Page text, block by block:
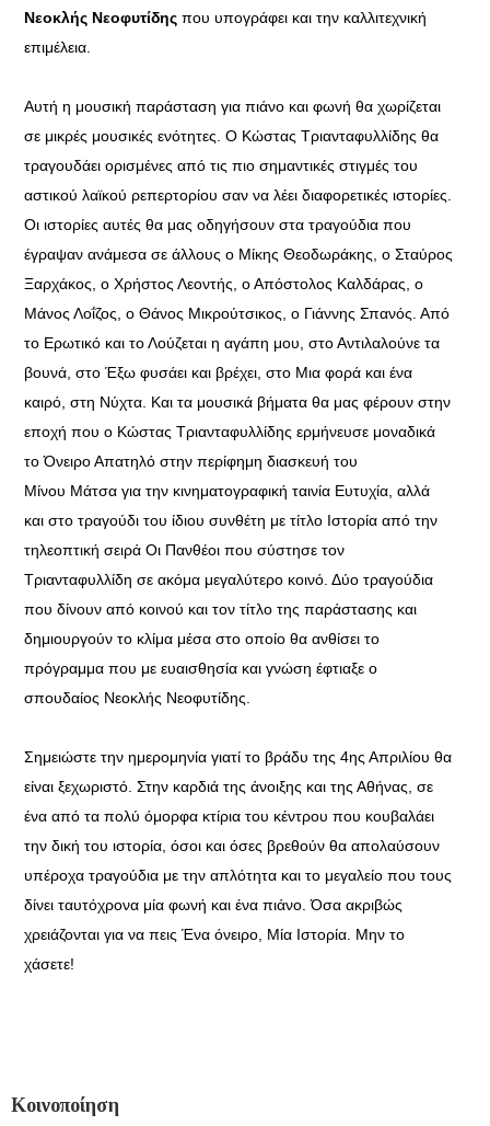
Νεοκλής Νεοφυτίδης που υπογράφει και την καλλιτεχνική
επιμέλεια.
Αυτή η μουσική παράσταση για πιάνο και φωνή θα χωρίζεται
σε μικρές μουσικές ενότητες. Ο Κώστας Τριανταφυλλίδης θα
τραγουδάει ορισμένες από τις πιο σημαντικές στιγμές του
αστικού λαϊκού ρεπερτορίου σαν να λέει διαφορετικές ιστορίες.
Οι ιστορίες αυτές θα μας οδηγήσουν στα τραγούδια που
έγραψαν ανάμεσα σε άλλους ο Μίκης Θεοδωράκης, ο Σταύρος
Ξαρχάκος, ο Χρήστος Λεοντής, ο Απόστολος Καλδάρας, ο
Μάνος Λοΐζος, ο Θάνος Μικρούτσικος, ο Γιάννης Σπανός. Από
το Ερωτικό και το Λούζεται η αγάπη μου, στο Αντιλαλούνε τα
βουνά, στο Έξω φυσάει και βρέχει, στο Μια φορά και ένα
καιρό, στη Νύχτα. Και τα μουσικά βήματα θα μας φέρουν στην
εποχή που ο Κώστας Τριανταφυλλίδης ερμήνευσε μοναδικά
το Όνειρο Απατηλό στην περίφημη διασκευή του
Μίνου Μάτσα για την κινηματογραφική ταινία Ευτυχία, αλλά
και στο τραγούδι του ίδιου συνθέτη με τίτλο Ιστορία από την
τηλεοπτική σειρά Οι Πανθέοι που σύστησε τον
Τριανταφυλλίδη σε ακόμα μεγαλύτερο κοινό. Δύο τραγούδια
που δίνουν από κοινού και τον τίτλο της παράστασης και
δημιουργούν το κλίμα μέσα στο οποίο θα ανθίσει το
πρόγραμμα που με ευαισθησία και γνώση έφτιαξε ο
σπουδαίος Νεοκλής Νεοφυτίδης.
Σημειώστε την ημερομηνία γιατί το βράδυ της 4ης Απριλίου θα
είναι ξεχωριστό. Στην καρδιά της άνοιξης και της Αθήνας, σε
ένα από τα πολύ όμορφα κτίρια του κέντρου που κουβαλάει
την δική του ιστορία, όσοι και όσες βρεθούν θα απολαύσουν
υπέροχα τραγούδια με την απλότητα και το μεγαλείο που τους
δίνει ταυτόχρονα μία φωνή και ένα πιάνο. Όσα ακριβώς
χρειάζονται για να πεις Ένα όνειρο, Μία Ιστορία. Μην το
χάσετε!
Κοινοποίηση